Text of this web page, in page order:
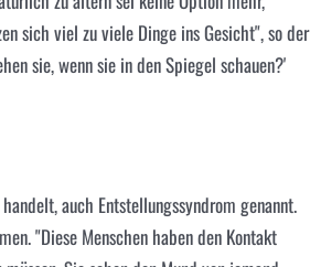
sich viel zu viele Dinge ins Gesicht", so der
sie, wenn sie in den Spiegel schauen?'
auch Entstellungssyndrom genannt.
"Diese Menschen haben den Kontakt